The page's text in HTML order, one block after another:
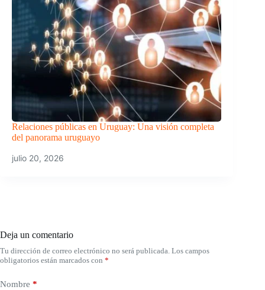
Relaciones públicas en Uruguay: Una visión completa
del panorama uruguayo
julio 20, 2026
Deja un comentario
Tu dirección de correo electrónico no será publicada. Los campos
obligatorios están marcados con *
Nombre *